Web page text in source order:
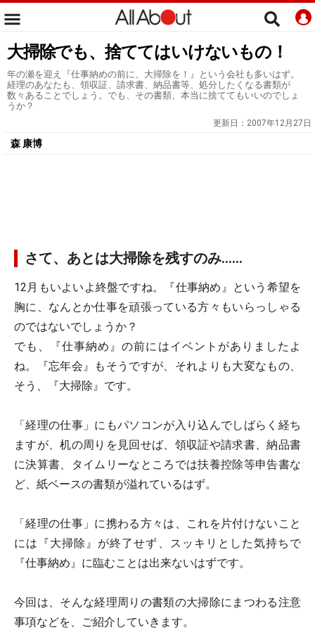
大掃除でも、捨ててはいけないもの！
年の瀬を迎え『仕事納めの前に、大掃除を！』という会社も多いはず。
経理のあなたも、領収証、請求書、納品書等、処分したくなる書類が
数々あることでしょう。でも、その書類、本当に捨ててもいいのでしょ
うか？
更新日： 2007年12月27日
森 康博
さて、あとは大掃除を残すのみ……
12月もいよいよ終盤ですね。『仕事納め』という希望を
胸に、なんとか仕事を頑張っている方々もいらっしゃる
のではないでしょうか？
でも、『仕事納め』の前にはイベントがありましたよ
ね。『忘年会』もそうですが、それよりも大変なもの、
そう、『大掃除』です。
「経理の仕事」にもパソコンが入り込んでしばらく経ち
ますが、机の周りを見回せば、領収証や請求書、納品書
に決算書、タイムリーなところでは扶養控除等申告書な
ど、紙ベースの書類が溢れているはず。
「経理の仕事」に携わる方々は、これを片付けないこと
には『大掃除』が終了せず、スッキリとした気持ちで
『仕事納め』に臨むことは出来ないはずです。
今回は、そんな経理周りの書類の大掃除にまつわる注意
事項などを、ご紹介していきます。